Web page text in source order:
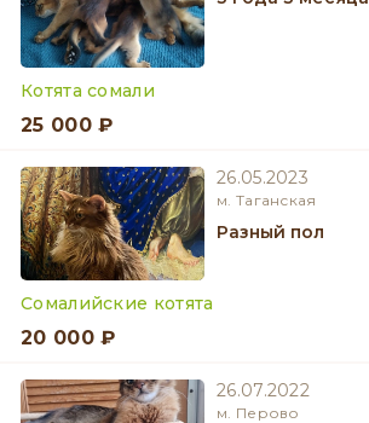
Котята сомали
25 000 ₽
26.05.2023
м. Таганская
разный пол
Сомалийские котята
20 000 ₽
26.07.2022
м. Перово